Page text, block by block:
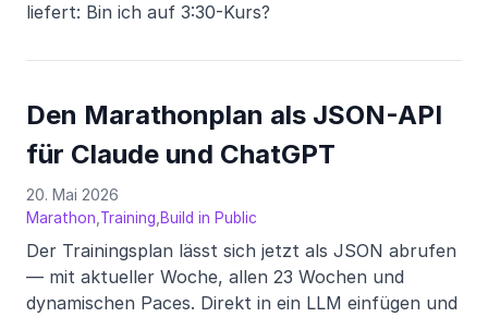
liefert: Bin ich auf 3:30-Kurs?
Den Marathonplan als JSON-API
für Claude und ChatGPT
20. Mai 2026
Marathon Training Build in Public
Der Trainingsplan lässt sich jetzt als JSON abrufen
— mit aktueller Woche, allen 23 Wochen und
dynamischen Paces. Direkt in ein LLM einfügen und